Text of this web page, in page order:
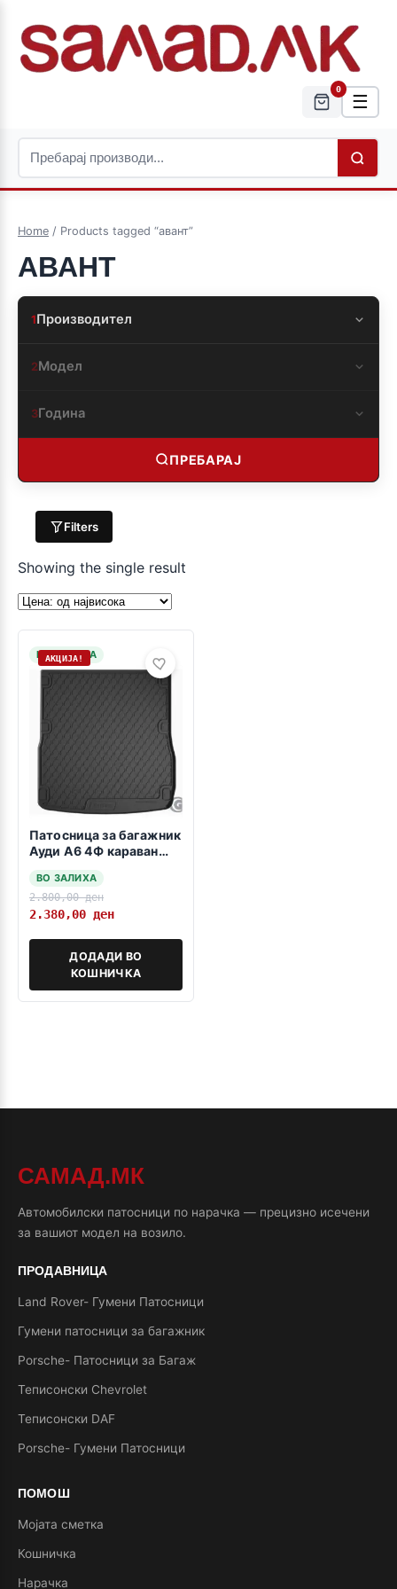
0
☰
Home / Products tagged “авант”
АВАНТ
1Производител
2Модел
3Година
ПРЕБАРАЈ
Filters
Showing the single result
НА ЗАЛИХА
АКЦИЈА!
Патосница за багажник
Ауди А6 4Ф караван
ВО ЗАЛИХА
2.800,00ден
2.380,00 ден
ДОДАДИ ВО
КОШНИЧКА
САМАД.МК
Автомобилски патосници по нарачка — прецизно исечени
за вашиот модел на возило.
ПРОДАВНИЦА
Land Rover- Гумени Патосници
Гумени патосници за багажник
Porsche- Патосници за Багаж
Теписонски Chevrolet
Теписонски DAF
Porsche- Гумени Патосници
ПОМОШ
Мојата сметка
Кошничка
Нарачка